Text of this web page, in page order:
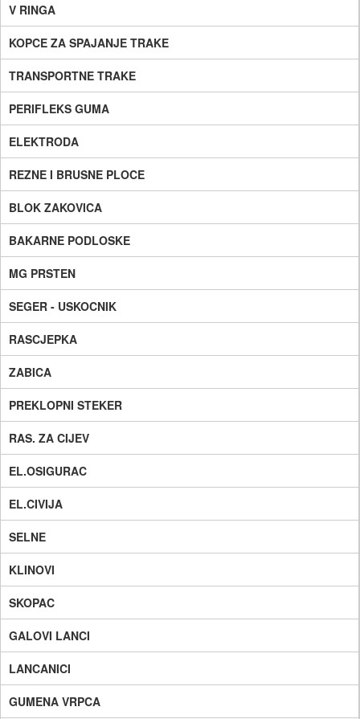
V RINGA
KOPCE ZA SPAJANJE TRAKE
TRANSPORTNE TRAKE
PERIFLEKS GUMA
ELEKTRODA
REZNE I BRUSNE PLOCE
BLOK ZAKOVICA
BAKARNE PODLOSKE
MG PRSTEN
SEGER - USKOCNIK
RASCJEPKA
ZABICA
PREKLOPNI STEKER
RAS. ZA CIJEV
EL.OSIGURAC
EL.CIVIJA
SELNE
KLINOVI
SKOPAC
GALOVI LANCI
LANCANICI
GUMENA VRPCA